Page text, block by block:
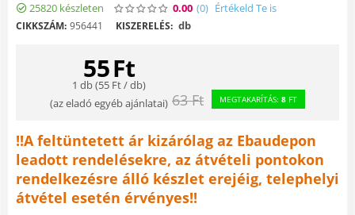
25820 készleten 0.00 (0) Értékeld Te is
CIKKSZÁM: 956441 KISZERELÉS: db
55Ft
1 db (55 Ft/ db)
(az eladó egyéb ajánlatai) 63 Ft MEGTAKARÍTÁS: 8 FT
!!A feltüntetett ár kizárólag az Ebaudepon
leadott rendelésekre, az átvételi pontokon
rendelkezésre álló készlet erejéig, telephelyi
átvétel esetén érvényes!!